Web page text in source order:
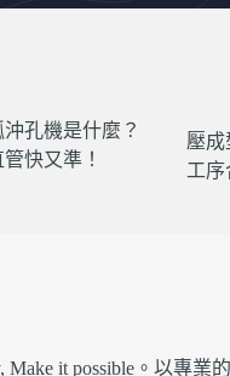
孔機是什麼？
快又準！
壓成
工序
Make it possible。以專業